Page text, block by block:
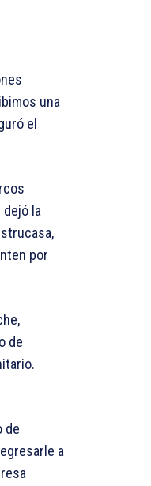
una
el
dejó la
por
de
de
a